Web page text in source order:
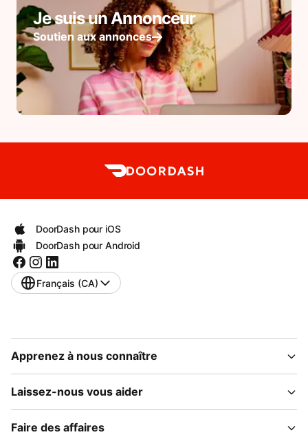
Je suis un Annonceur
Soutien aux annonces
DoorDash pour iOS
DoorDash pour Android
Français (CA)
Apprenez à nous connaître
Laissez-nous vous aider
Faire des affaires